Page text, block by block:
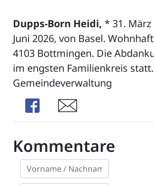
Paper
Dupps-Born Heidi, * 31. März
Juni 2026, von Basel.
4103 Bottmingen. Die
im engsten Familienkreis statt.
Gemeindeverwaltung
Share
Share
Kommentare